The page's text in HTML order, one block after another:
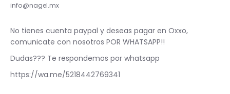
info@nagel.mx
No tienes cuenta paypal y deseas pagar en Oxxo,
comunicate con nosotros POR WHATSAPP!!
Dudas??? Te respondemos por whatsapp
https://wa.me/5218442769341